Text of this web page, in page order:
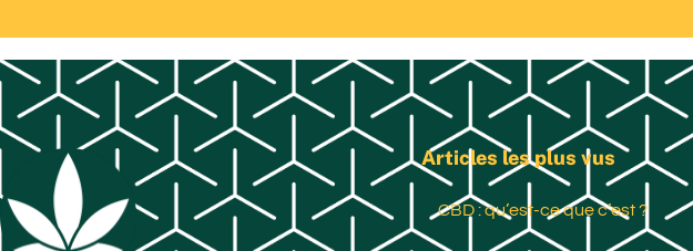
Articles les plus vus
CBD : qu’est-ce que c’est ?